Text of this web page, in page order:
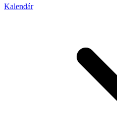
Kalendár